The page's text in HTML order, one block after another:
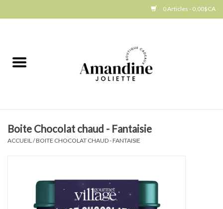
0 Articles - 0,00$CA
Art de la table
Produits Gourmands
Boite Chocolat chaud - Fantaisie
ACCUEIL /BOITE CHOCOLAT CHAUD - FANTAISIE